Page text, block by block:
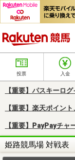
投票 入金
【重要】パスキーロ
【重要】楽天ポイン
【重要】PayPayチャ
姫路競馬場 対戦表